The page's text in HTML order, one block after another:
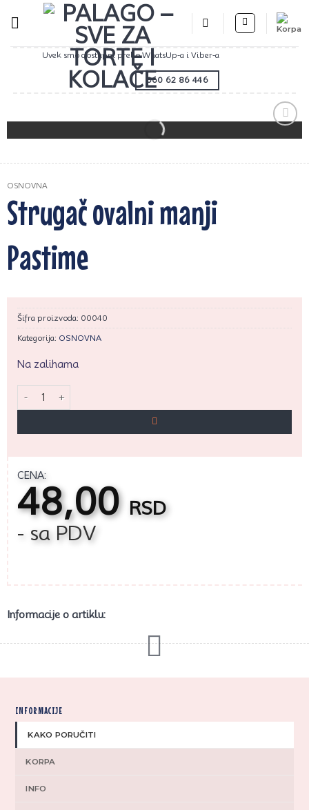
Uvek smo dostupni preko WhatsUp-a i Viber-a
060 62 86 446
Zaprati
OSNOVNA
Strugač ovalni manji
Pastime
Šifra proizvoda: 00040
Kategorija: OSNOVNA
Na zalihama
CENA:
48,00 RSD
- sa PDV
Informacije o artiklu:
INFORMACIJE
KAKO PORUČITI
KORPA
INFO